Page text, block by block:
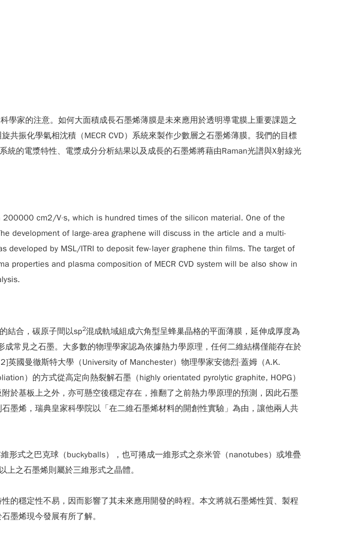
家的注意。如何大面積成長石墨烯薄膜是未來應用於透明導電膜上重要課題之
振化學氣相沈積（MECR CVD）系統來製作少數層之石墨烯薄膜。我們的目標
的電漿特性、電漿成分分析結果以及成長的石墨烯將藉由Raman光譜與X射線光
cm2/V·s, which is hundred times of the silicon material. One of the
development of large-area graphene will discuss in the article and a multi-
developed by MSL/ITRI to deposit few-layer graphene thin films. The target of
and plasma composition of MECR CVD system will be also show in
結合，碳原子間以sp2混成軌域組成六角型呈蜂巢晶格的平面薄膜，延伸成厚度為
常見之石墨。大多數的物理學家認為依據熱力學原理，任何二維結構僅能存在於
國曼徹斯特大學（University of Manchester）物理學家安德烈·蓋姆（A.K.
）的方式從高定向熱裂解石墨（highly orientated pyrolytic graphite, HOPG）
於基板上之外，亦可懸空後穩定存在，推翻了之前熱力學原理的預測，因此石墨
墨烯，瑞典皇家科學院以「在二維石墨烯材料的開創性實驗」為由，讓他兩人共
形式之巴克球（buckyballs），也可捲成一維形式之奈米管（nanotubes）或堆疊
之石墨烯則屬於三維形式之晶體。
的穩定性不易，因而影響了其未來應用開發的時程。本文將就石墨烯性質、製程
墨烯現今發展有所了解。